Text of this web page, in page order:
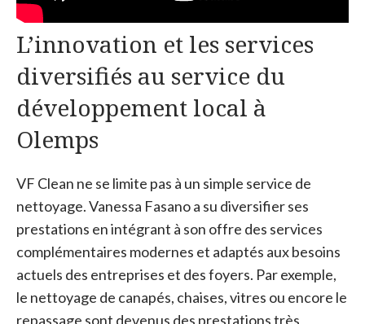
L’innovation et les services
diversifiés au service du
développement local à
Olemps
VF Clean ne se limite pas à un simple service de
nettoyage. Vanessa Fasano a su diversifier ses
prestations en intégrant à son offre des services
complémentaires modernes et adaptés aux besoins
actuels des entreprises et des foyers. Par exemple,
le nettoyage de canapés, chaises, vitres ou encore le
repassage sont devenus des prestations très